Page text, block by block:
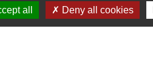
all Deny all cookies